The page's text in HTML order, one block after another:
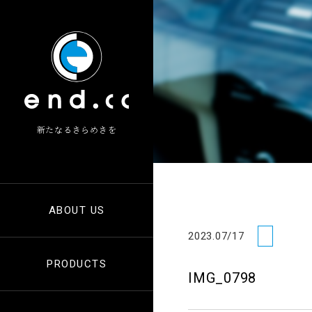
新たなるきらめきを
ABOUT US
PRODUCTS
2023.07/17
IMG_0798